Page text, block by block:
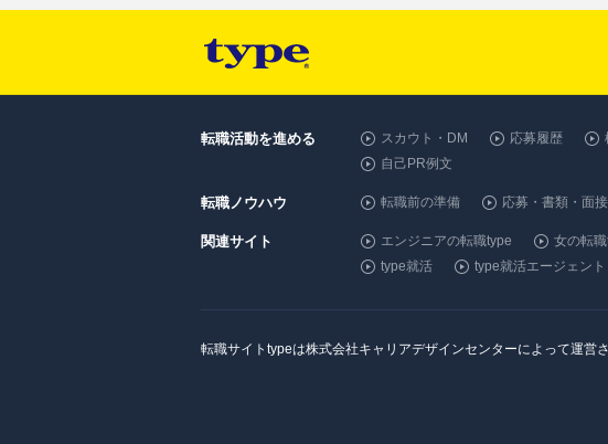
転職活動を進める スカウト・DM 応募履歴
自己PR例文
転職ノウハウ 転職前の準備 応募・書類・面接
関連サイト エンジニアの転職type 女の転
type就活
type就活エージェント
転職サイトtypeは株式会社キャリアデザインセンターによって運営さ